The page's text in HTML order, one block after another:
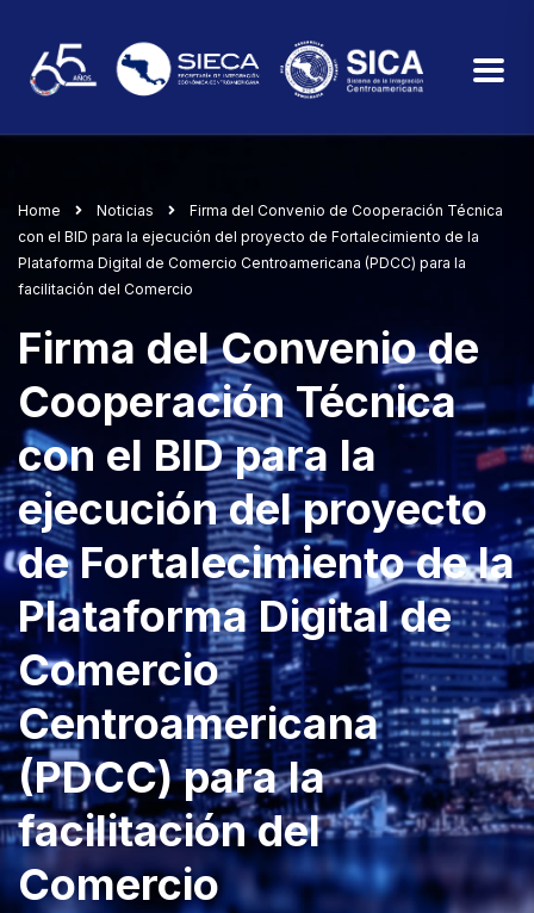
Home Noticias
Firma del Convenio de Cooperación Técnica
con el BID para la ejecución del proyecto de Fortalecimiento de la
Plataforma Digital de Comercio Centroamericana (PDCC) para la
facilitación del Comercio
Firma del Convenio de
Cooperación Técnica
con el BID para la
ejecución del proyecto
de Fortalecimiento de la
Plataforma Digital de
Comercio
Centroamericana
(PDCC) para la
facilitación del
Comercio